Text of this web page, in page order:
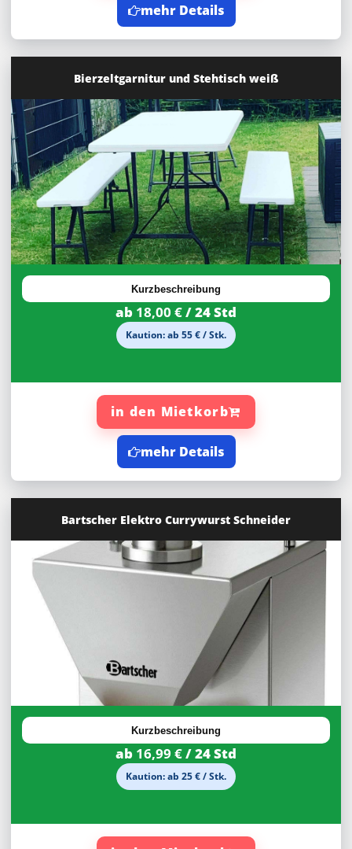
mehr Details
Bierzeltgarnitur und Stehtisch weiß
27,92%
Rabatt Kurzbeschreibung
ab 18,00 €/ 24 Std
Kaution: ab 55 € / Stk.
in den Mietkorb
mehr Details
Bartscher Elektro Currywurst Schneider
30%
Rabatt Kurzbeschreibung
ab 16,99 €/ 24 Std
Kaution: ab 25 € / Stk.